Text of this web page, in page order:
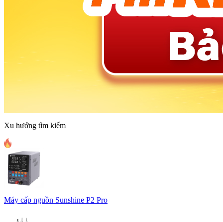
Xu hướng tìm kiếm
Máy cấp nguồn Sunshine P2 Pro